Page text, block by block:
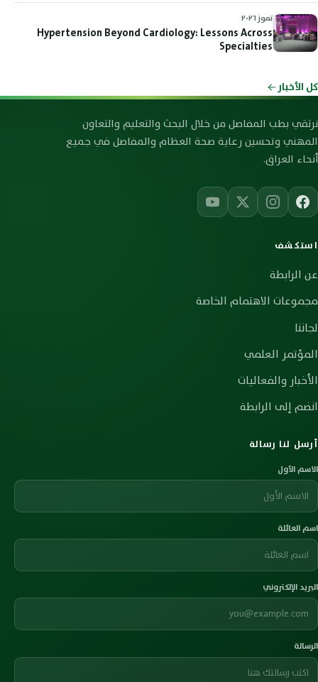
تموز ٢٠٢٦
Hypertension Beyond Cardiology: Lessons Across
Specialties
كل الأخبار
نرتقي بطب المفاصل من خلال البحث والتعليم والتعاون
المهني وتحسين رعاية صحة العظام والمفاصل في جميع
أنحاء العراق.
استكشف
عن الرابطة
مجموعات الاهتمام الخاصة
لجاننا
المؤتمر العلمي
الأخبار والفعاليات
انضم إلى الرابطة
أرسل لنا رسالة
الاسم الأول
اسم العائلة
البريد الإلكتروني
الرسالة